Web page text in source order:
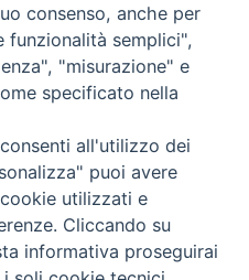
i diritti riservati - Vita
Torna
consenso, anche per
funzionalità semplici",
"misurazione" e
specificato nella
all'utilizzo dei
puoi avere
utilizzati e
Cliccando su
informativa proseguirai